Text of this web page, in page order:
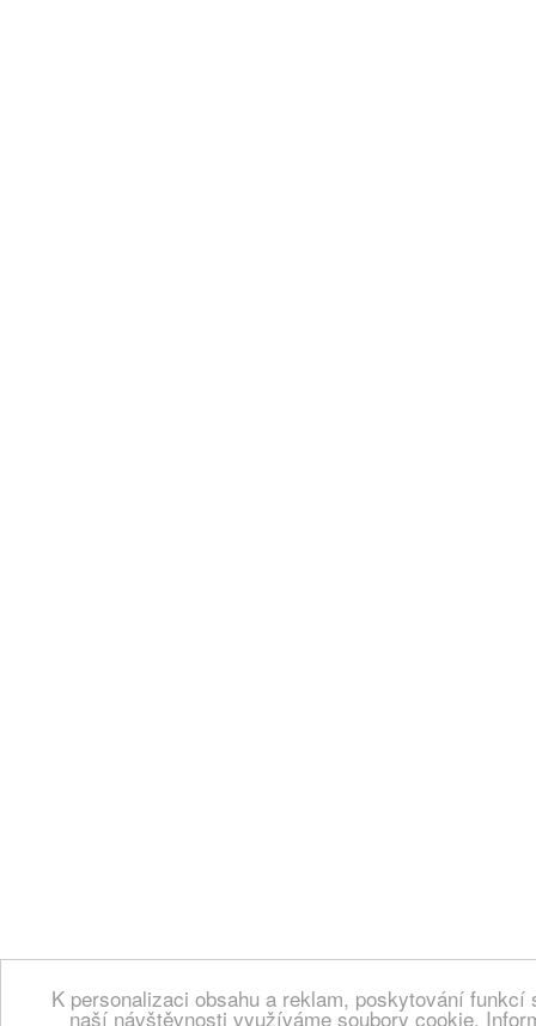
K personalizaci obsahu a reklam, poskytování
naší návštěvnosti využíváme soubory cookie.